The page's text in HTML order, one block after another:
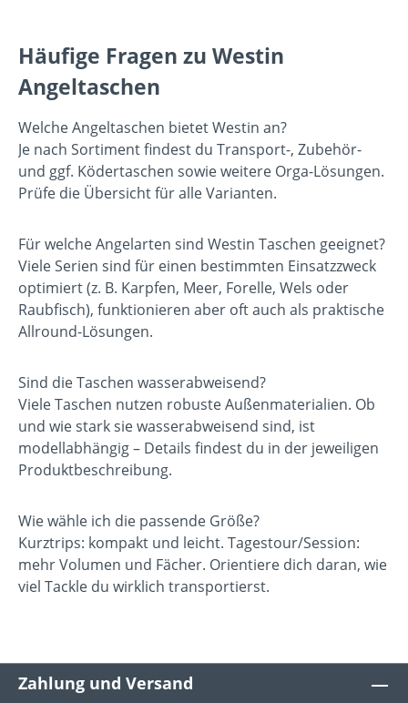
Häufige Fragen zu Westin
Angeltaschen
Welche Angeltaschen bietet Westin an?
Je nach Sortiment findest du Transport-, Zubehör-
und ggf. Ködertaschen sowie weitere Orga-Lösungen.
Prüfe die Übersicht für alle Varianten.
Für welche Angelarten sind Westin Taschen geeignet?
Viele Serien sind für einen bestimmten Einsatzzweck
optimiert (z. B. Karpfen, Meer, Forelle, Wels oder
Raubfisch), funktionieren aber oft auch als praktische
Allround-Lösungen.
Sind die Taschen wasserabweisend?
Viele Taschen nutzen robuste Außenmaterialien. Ob
und wie stark sie wasserabweisend sind, ist
modellabhängig – Details findest du in der jeweiligen
Produktbeschreibung.
Wie wähle ich die passende Größe?
Kurztrips: kompakt und leicht. Tagestour/Session:
mehr Volumen und Fächer. Orientiere dich daran, wie
viel Tackle du wirklich transportierst.
Zahlung und Versand